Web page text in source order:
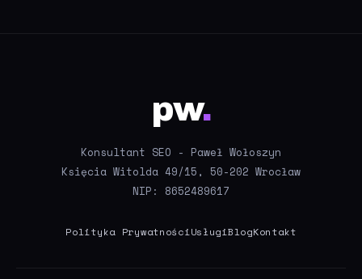
pw.
Konsultant SEO - Paweł Wołoszyn
Księcia Witolda 49/15, 50-202 Wrocław
NIP: 8652489617
Polityka PrywatnościUsługiBlogKontakt